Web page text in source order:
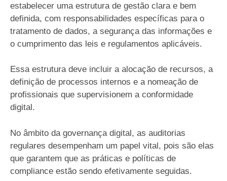
estabelecer uma estrutura de gestão clara e bem
definida, com responsabilidades específicas para o
tratamento de dados, a segurança das informações e
o cumprimento das leis e regulamentos aplicáveis.
Essa estrutura deve incluir a alocação de recursos, a
definição de processos internos e a nomeação de
profissionais que supervisionem a conformidade
digital.
No âmbito da governança digital, as auditorias
regulares desempenham um papel vital, pois são elas
que garantem que as práticas e políticas de
compliance estão sendo efetivamente seguidas.